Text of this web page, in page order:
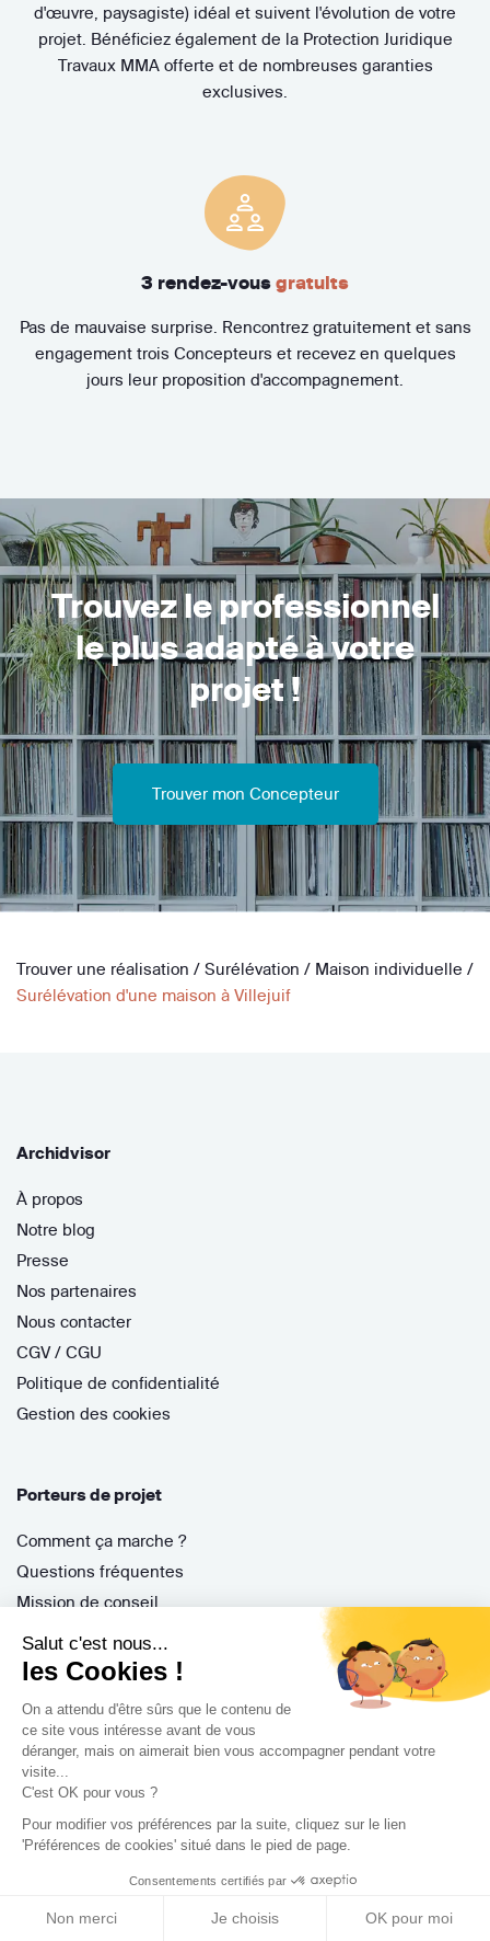
Salut c'est nous...
les Cookies !
On a attendu d'être sûrs que le contenu de
ce site vous intéresse avant de vous
déranger, mais on aimerait bien vous accompagner pendant votre
visite...
C'est OK pour vous ?
Pour modifier vos préférences par la suite, cliquez sur le lien
'Préférences de cookies' situé dans le pied de page.
Consentements certifiés par
Non merci Je choisis OK pour moi
d'œuvre, paysagiste) idéal et suivent l'évolution de votre
projet. Bénéficiez également de la Protection Juridique
Travaux MMA offerte et de nombreuses garanties
exclusives.
3 rendez-vous gratuits
Pas de mauvaise surprise. Rencontrez gratuitement et sans
engagement trois Concepteurs et recevez en quelques
jours leur proposition d'accompagnement.
Trouvez le professionnel
le plus adapté à votre
projet !
Trouver mon Concepteur
Trouver une réalisation / Surélévation / Maison individuelle /
Surélévation d'une maison à Villejuif
Archidvisor
À propos
Notre blog
Presse
Nos partenaires
Nous contacter
CGV / CGU
Politique de confidentialité
Gestion des cookies
Porteurs de projet
Comment ça marche ?
Questions fréquentes
Mission de conseil
Contractant Général
S'inscrire
Nos guides
Nos réalisations
Nos avis
Professionnels